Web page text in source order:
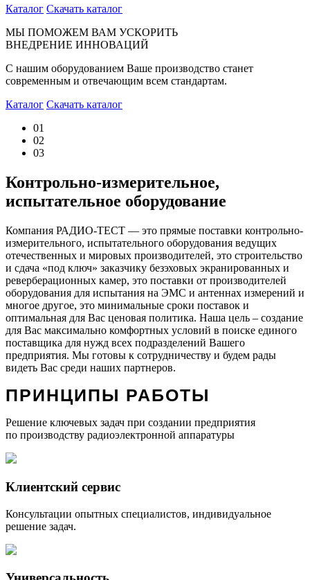
Каталог Скачать каталог
МЫ ПОМОЖЕМ ВАМ УСКОРИТЬ
ВНЕДРЕНИЕ ИННОВАЦИЙ
С нашим оборудованием Ваше производство станет
современным и отвечающим всем стандартам.
Каталог Скачать каталог
01
02
03
Контрольно-измерительное,
испытательное оборудование
Компания РАДИО-ТЕСТ — это прямые поставки контрольно-
измерительного, испытательного оборудования ведущих
отечественных и мировых производителей, это строительство
и сдача «под ключ» заказчику безэховых экранированных и
реверберационных камер, это поставки от производителей
оборудования для испытания на ЭМС и антеннах измерений и
многое другое, это минимальные сроки поставок и
оптимальная для Вас ценовая политика. Наша цель – создание
для Вас максимально комфортных условий в поиске единого
поставщика для нужд всех подразделений Вашего
предприятия. Мы готовы к сотрудничеству и будем рады
видеть Вас среди наших партнеров.
ПРИНЦИПЫ РАБОТЫ
Решение ключевых задач при создании предприятия
по производству радиоэлектронной аппаратуры
Клиентский сервис
Консультации опытных специалистов, индивидуальное
решение задач.